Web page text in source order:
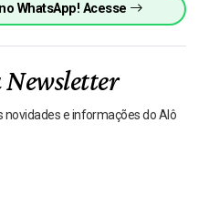
WhatsApp! Acesse
novidades e informações do Alô